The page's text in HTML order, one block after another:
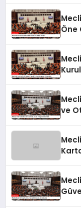
Öne
ve